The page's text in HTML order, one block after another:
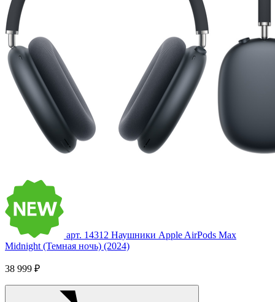
арт. 14312 Наушники Apple AirPods Max
Midnight (Темная ночь) (2024)
38 999 ₽